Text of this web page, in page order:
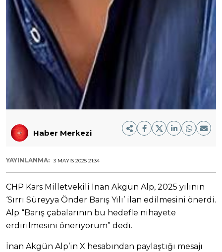
Haber Merkezi
YAYINLANMA: 3 MAYIS 2025 21:34
CHP Kars Milletvekili İnan Akgün Alp, 2025 yılının
‘Sırrı Süreyya Önder Barış Yılı’ ilan edilmesini önerdi.
Alp “Barış çabalarının bu hedefle nihayete
erdirilmesini öneriyorum” dedi.
İnan Akgün Alp’in X hesabından paylaştığı mesajı